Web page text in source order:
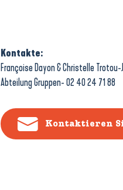
Kontakte:
Françoise Dayon & Christelle Trotou-
Abteilung Gruppen- 02 40 24 71 88
Kontaktieren